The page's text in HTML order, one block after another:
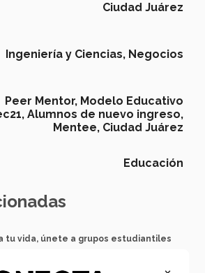
Ciudad Juárez
Ingeniería y Ciencias, Negocios
Peer Mentor, Modelo Educativo
Alumnos de nuevo ingreso,
Mentee, Ciudad Juárez
Educación
tu vida, únete a grupos estudiantiles